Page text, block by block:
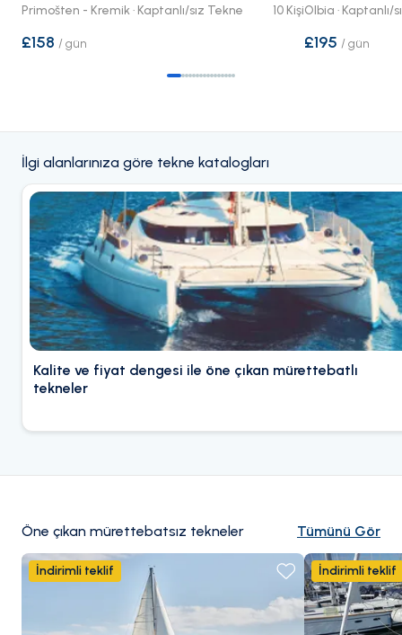
Primošten - Kremik · Kaptanlı/sız Tekne 10 Kişi
£158 /gün
Olbia · Kaptanlı/
£195 /gün
İlgi alanlarınıza göre tekne katalogları
Kalite ve fiyat dengesi ile öne çıkan mürettebatlı
tekneler
Öne çıkan mürettebatsız tekneler Tümünü Gör
İndirimli teklif İndirimli teklif